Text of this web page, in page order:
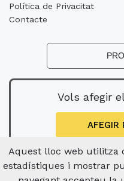
Política de Privacitat
Contacte
Vols afegir
AFEGIR
Aquest lloc web utilitza
estadístiques i mostrar